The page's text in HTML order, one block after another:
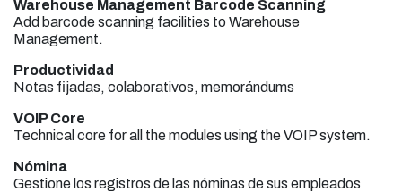
Warehouse Management Barcode Scanning
Add barcode scanning facilities to Warehouse
Management.
Productividad
Notas fijadas, colaborativos, memorándums
VOIP Core
Technical core for all the modules using the VOIP system.
Nómina
Gestione los registros de las nóminas de sus empleados